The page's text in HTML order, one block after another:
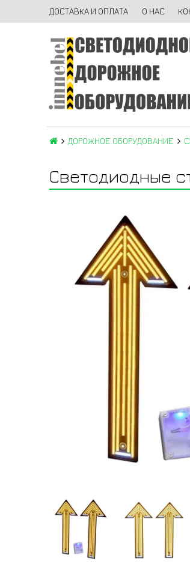
ДОСТАВКА И ОПЛАТА О НАС
ДОРОЖНОЕ ОБОРУДОВАНИЕ
Светодиодные